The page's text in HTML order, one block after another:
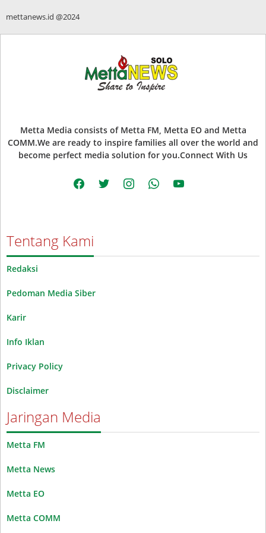
mettanews.id @2024
Metta Media consists of Metta FM, Metta EO and Metta
COMM.We are ready to inspire families all over the world and
become perfect media solution for you.Connect With Us
facebooktwitter instagramwhatsappyoutube
Tentang Kami
Redaksi
Pedoman Media Siber
Karir
Info Iklan
Privacy Policy
Disclaimer
Jaringan Media
Metta FM
Metta News
Metta EO
Metta COMM